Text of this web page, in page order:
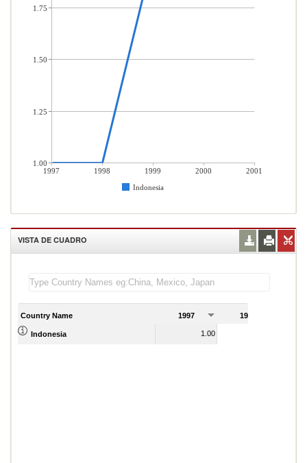
1997 1998 1999 2000
2001
Indonesia
1.75
1.50
1.25
1.00
VISTA DE CUADRO
Country Name 1997 1998
Indonesia 1.00